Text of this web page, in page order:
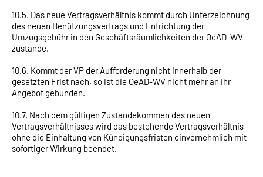
10.5. Das neue Vertragsverhältnis kommt durch Unterzeichnung
des neuen Benützungsvertrags und Entrichtung der
Umzugsgebühr in den Geschäftsräumlichkeiten der OeAD-WV
zustande.
10.6. Kommt der VP der Aufforderung nicht innerhalb der
gesetzten Frist nach, so ist die OeAD-WV nicht mehr an ihr
Angebot gebunden.
10.7. Nach dem gültigen Zustandekommen des neuen
Vertragsverhältnisses wird das bestehende Vertragsverhältnis
ohne die Einhaltung von Kündigungsfristen einvernehmlich mit
sofortiger Wirkung beendet.